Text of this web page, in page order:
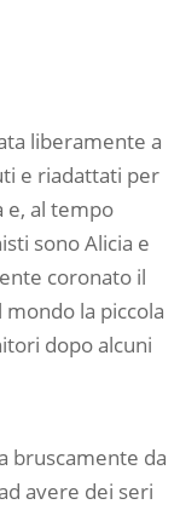
liberamente a
e riadattati per
e, al tempo
sono Alicia e
coronato il
la piccola
dopo alcuni
bruscamente da
avere dei seri